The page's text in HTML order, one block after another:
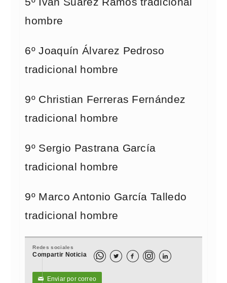
hombre
6º Joaquín Álvarez Pedroso
tradicional hombre
9º Christian Ferreras Fernández
tradicional hombre
9º Sergio Pastrana García
tradicional hombre
9º Marco Antonio García Talledo
tradicional hombre
Redes sociales
Compartir Noticia   
✉ Enviar por correo